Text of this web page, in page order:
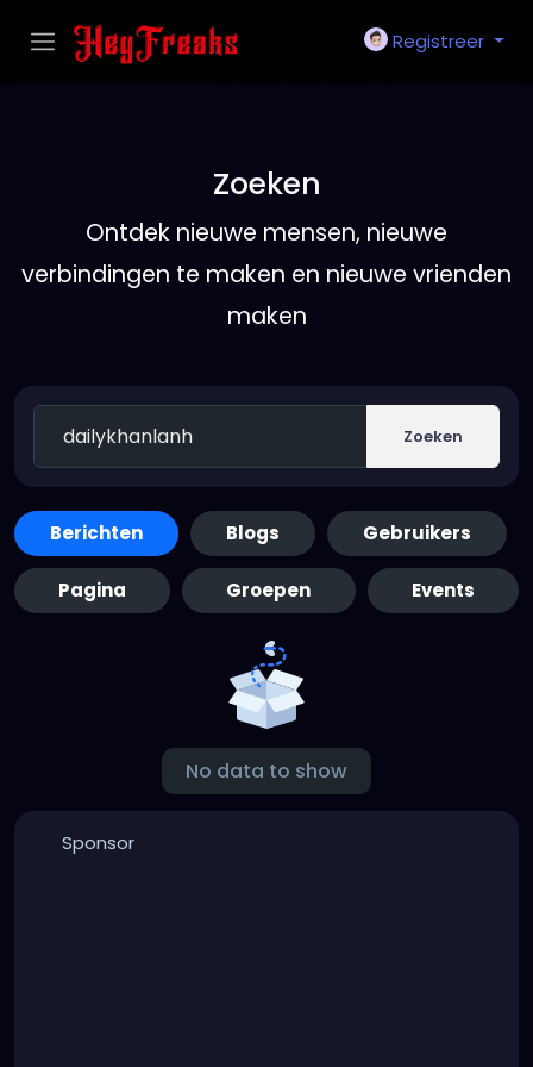
Registreer
Zoeken
Ontdek nieuwe mensen, nieuwe
verbindingen te maken en nieuwe vrienden
maken
Zoeken
Berichten Blogs Gebruikers
Pagina Groepen Events
No data to show
Sponsor